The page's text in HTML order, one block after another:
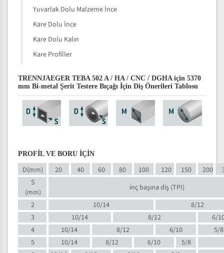
Yuvarlak Dolu Malzeme İnce
Kare Dolu İnce
Kare Dolu Kalın
Kare Profiller
TRENNJAEGER TEBA 502 A / HA / CNC / DGHA için 5370
mm Bi-metal Şerit Testere Bıçağı İçin Diş Önerileri Tablosu
PROFİL VE BORU İÇİN
D(mm) 20 40 60 80 100 120 150 200
S
(mm)
inç başına diş (TPI)
2
10/14
8/12
3
10/14 8/12
6/
4
10/14 8/12 6/10
5/8
5
10/14 8/12 6/10
5/8